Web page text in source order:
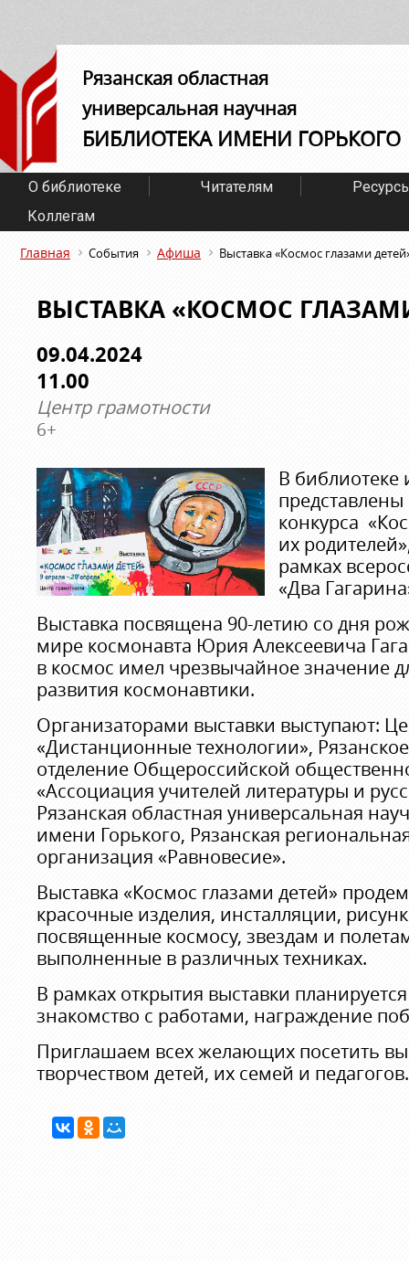
Рязанская областная
универсальная научная
БИБЛИОТЕКА ИМЕНИ ГОРЬКОГО
О библиотеке Читателям
Коллегам
Главная События Афиша Выставка «Космос глазами
ВЫСТАВКА «КОСМОС
09.04.2024
11.00
Центр грамотности
6+
В библиотеке
конкурса
их
рамках
«Два
Выставка посвящена 90-летию со дня
мире космонавта Юрия Алексеевича
в космос имел чрезвычайное значение
развития космонавтики.
Организаторами выставки выступают:
«Дистанционные технологии»,
отделение Общероссийской
«Ассоциация учителей литературы и
Рязанская областная универсальная
имени Горького, Рязанская
организация «Равновесие».
Выставка «Космос глазами детей»
красочные изделия, инсталляции,
посвященные космосу, звездам и
выполненные в различных техниках.
В рамках открытия выставки
знакомство с работами, награждение
Приглашаем всех желающих посетить
творчеством детей, их семей и педагогов.